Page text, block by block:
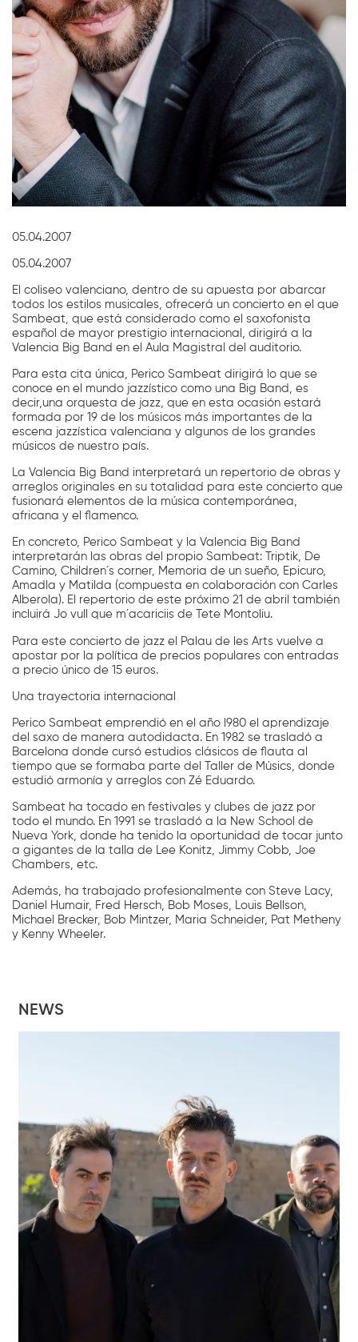
05.04.2007
05.04.2007
El coliseo valenciano, dentro de su apuesta por abarcar
todos los estilos musicales, ofrecerá un concierto en el que
Sambeat, que está considerado como el saxofonista
español de mayor prestigio internacional, dirigirá a la
Valencia Big Band en el Aula Magistral del auditorio.
Para esta cita única, Perico Sambeat dirigirá lo que se
conoce en el mundo jazzístico como una Big Band, es
decir,una orquesta de jazz, que en esta ocasión estará
formada por 19 de los músicos más importantes de la
escena jazzística valenciana y algunos de los grandes
músicos de nuestro país.
La Valencia Big Band interpretará un repertorio de obras y
arreglos originales en su totalidad para este concierto que
fusionará elementos de la música contemporánea,
africana y el flamenco.
En concreto, Perico Sambeat y la Valencia Big Band
interpretarán las obras del propio Sambeat: Triptik, De
Camino, Children´s corner, Memoria de un sueño, Epicuro,
Amadla y Matilda (compuesta en colaboración con Carles
Alberola). El repertorio de este próximo 21 de abril también
incluirá Jo vull que m´acariciis de Tete Montoliu.
Para este concierto de jazz el Palau de les Arts vuelve a
apostar por la política de precios populares con entradas
a precio único de 15 euros.
Una trayectoria internacional
Perico Sambeat emprendió en el año l980 el aprendizaje
del saxo de manera autodidacta. En 1982 se trasladó a
Barcelona donde cursó estudios clásicos de flauta al
tiempo que se formaba parte del Taller de Músics, donde
estudió armonía y arreglos con Zé Eduardo.
Sambeat ha tocado en festivales y clubes de jazz por
todo el mundo. En 1991 se trasladó a la New School de
Nueva York, donde ha tenido la oportunidad de tocar junto
a gigantes de la talla de Lee Konitz, Jimmy Cobb, Joe
Chambers, etc.
Además, ha trabajado profesionalmente con Steve Lacy,
Daniel Humair, Fred Hersch, Bob Moses, Louis Bellson,
Michael Brecker, Bob Mintzer, Maria Schneider, Pat Metheny
y Kenny Wheeler.
NEWS